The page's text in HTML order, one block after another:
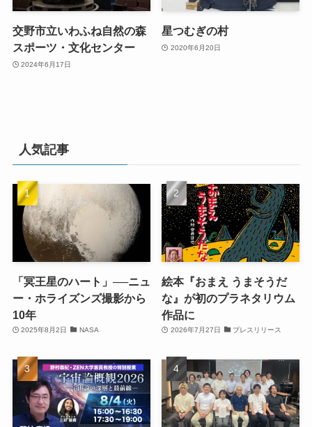
交野市立いわふね自然の森
スポーツ・文化センター
2024年6月17日
星つむぎの村
2020年6月20日
人気記事
「冥王星のハート」──ニュ
ー・ホライズンズ撮影から
10年
2025年8月2日 NASA
絵本『おまえ うまそうだ
な』が初のプラネタリウム
作品に
2026年7月27日 プレスリリース